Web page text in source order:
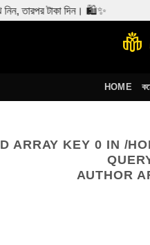
HOME
ARRAY KEY 0 IN /
AUTHOR
তারপর টাকা দিন। 🛍️✨